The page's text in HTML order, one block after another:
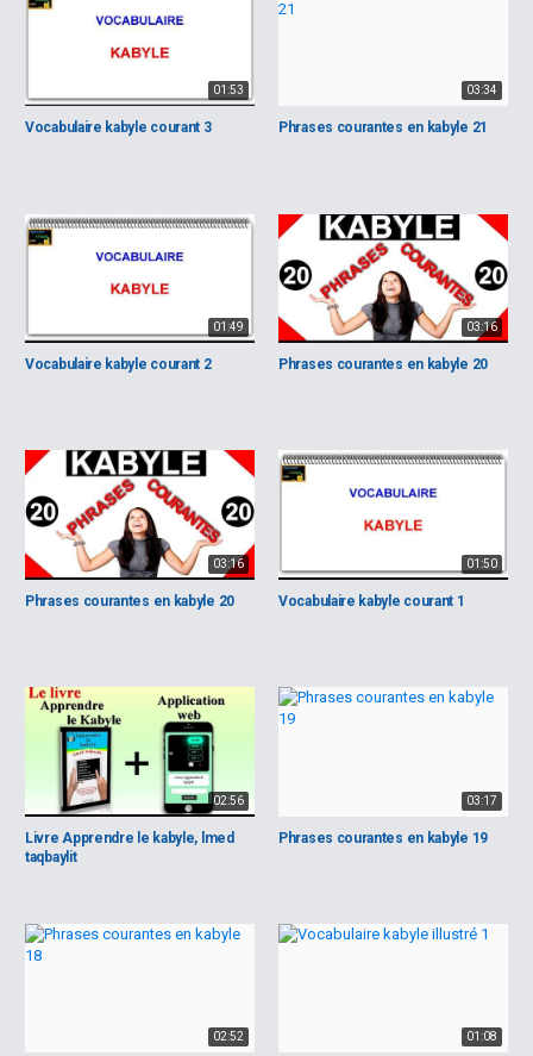
01:53
Vocabulaire kabyle courant 3
03:34
Phrases courantes en kabyle 21
01:49
Vocabulaire kabyle courant 2
03:16
Phrases courantes en kabyle 20
03:16
Phrases courantes en kabyle 20
01:50
Vocabulaire kabyle courant 1
02:56
Livre Apprendre le kabyle, lmed
taqbaylit
03:17
Phrases courantes en kabyle 19
02:52 01:08